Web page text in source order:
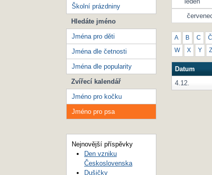
A B C Č
W X Y Z
Datum
4.12.
Školní prázdniny
Hledáte jméno
Jména pro děti
Jména dle četnosti
Jména dle popularity
Zvířecí kalendář
Jméno pro kočku
Jméno pro psa
Nejnovější příspěvky
Den vzniku
Československa
Dušičky